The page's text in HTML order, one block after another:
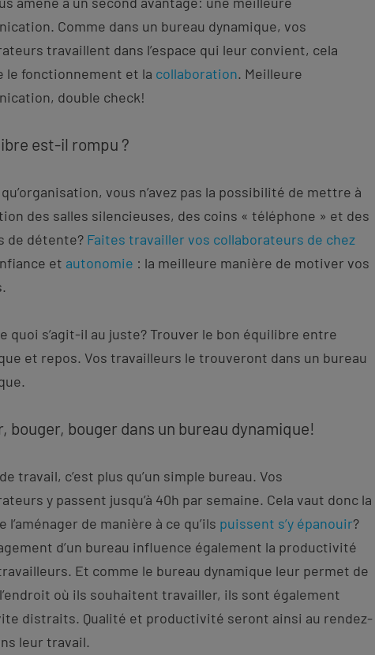
Comme dans un bureau dynamique, vos
travaillent dans l’espace qui leur convient, cela
le fonctionnement et la collaboration. Meilleure
double check!
est-il rompu ?
vous n’avez pas la possibilité de mettre à
des salles silencieuses, des coins « téléphone » et des
de détente? Faites travailler vos collaborateurs de chez
et autonomie : la meilleure manière de motiver vos
quoi s’agit-il au juste? Trouver le bon équilibre entre
et repos. Vos travailleurs le trouveront dans un bureau
bouger, bouger dans un bureau dynamique!
travail, c’est plus qu’un simple bureau. Vos
y passent jusqu’à 40h par semaine. Cela vaut donc la
l’aménager de manière à ce qu’ils puissent s’y épanouir?
d’un bureau influence également la productivité
Et comme le bureau dynamique leur permet de
où ils souhaitent travailler, ils sont également
distraits. Qualité et productivité seront ainsi au rendez-
leur travail.